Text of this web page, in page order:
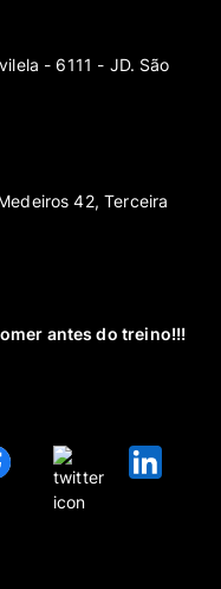
- 6111 - JD. São
42, Terceira
antes do treino!!!